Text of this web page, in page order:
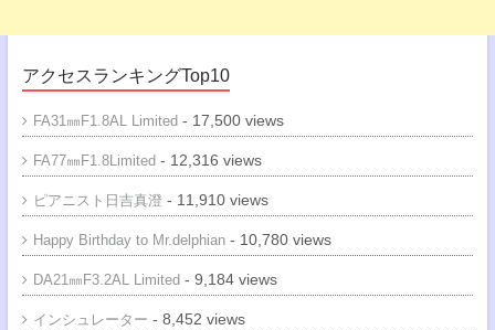
アクセスランキングTop10
FA31㎜F1.8AL Limited- 17,500 views
FA77㎜F1.8Limited- 12,316 views
ピアニスト日吉真澄 - 11,910 views
Happy Birthday to Mr.delphian- 10,780 views
DA21㎜F3.2AL Limited- 9,184 views
インシュレーター - 8,452 views